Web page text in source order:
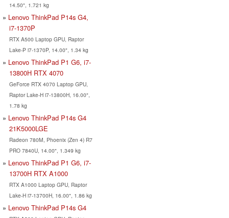
14.50", 1.721 kg
Lenovo ThinkPad P14s G4,
i7-1370P
RTX A500 Laptop GPU, Raptor
Lake-P i7-1370P, 14.00", 1.34 kg
Lenovo ThinkPad P1 G6, i7-
13800H RTX 4070
GeForce RTX 4070 Laptop GPU,
Raptor Lake-H i7-13800H, 16.00",
1.78 kg
Lenovo ThinkPad P14s G4
21K5000LGE
Radeon 780M, Phoenix (Zen 4) R7
PRO 7840U, 14.00", 1.349 kg
Lenovo ThinkPad P1 G6, i7-
13700H RTX A1000
RTX A1000 Laptop GPU, Raptor
Lake-H i7-13700H, 16.00", 1.86 kg
Lenovo ThinkPad P14s G4